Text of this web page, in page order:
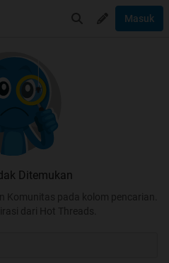
Masuk
Ditemukan
Komunitas pada kolom pencarian.
dari Hot Threads.